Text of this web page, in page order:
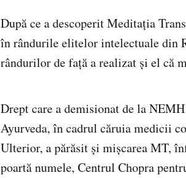
După ce a descoperit Meditația
în rândurile elitelor intelectuale din
rândurilor de față a realizat și el că
Drept care a demisionat de la
Ayurveda, în cadrul căruia medicii
Ulterior, a părăsit și mișcarea MT,
poartă numele, Centrul Chopra